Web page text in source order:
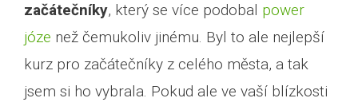
začátečníky, který se více podobal power
józe než čemukoliv jinému. Byl to ale nejlepší
kurz pro začátečníky z celého města, a tak
jsem si ho vybrala. Pokud ale ve vaší blízkosti